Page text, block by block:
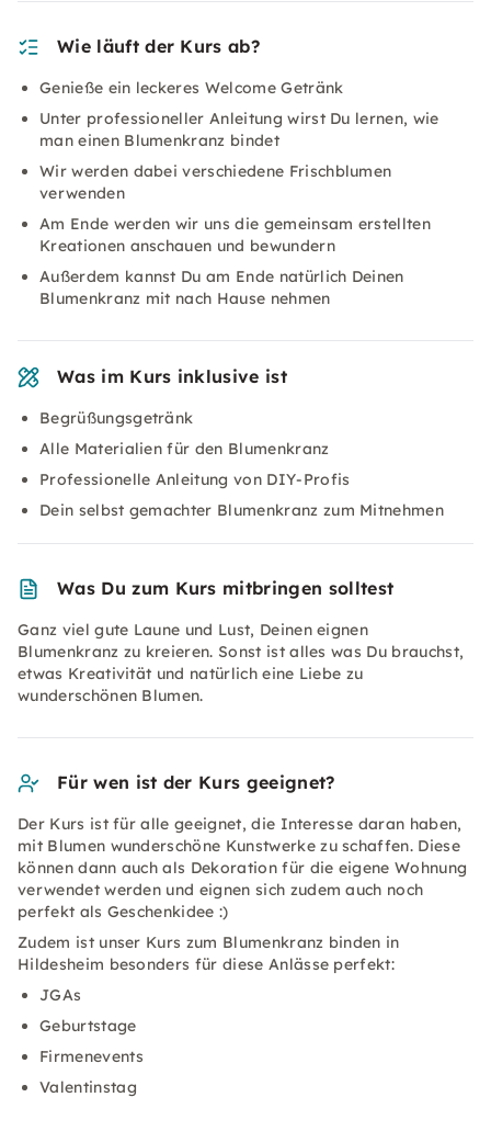
Wie läuft der Kurs ab?
Genieße ein leckeres Welcome Getränk
Unter professioneller Anleitung wirst Du lernen, wie
man einen Blumenkranz bindet
Wir werden dabei verschiedene Frischblumen
verwenden
Am Ende werden wir uns die gemeinsam erstellten
Kreationen anschauen und bewundern
Außerdem kannst Du am Ende natürlich Deinen
Blumenkranz mit nach Hause nehmen
Was im Kurs inklusive ist
Begrüßungsgetränk
Alle Materialien für den Blumenkranz
Professionelle Anleitung von DIY-Profis
Dein selbst gemachter Blumenkranz zum Mitnehmen
Was Du zum Kurs mitbringen solltest
Ganz viel gute Laune und Lust, Deinen eignen
Blumenkranz zu kreieren. Sonst ist alles was Du brauchst,
etwas Kreativität und natürlich eine Liebe zu
wunderschönen Blumen.
Für wen ist der Kurs geeignet?
Der Kurs ist für alle geeignet, die Interesse daran haben,
mit Blumen wunderschöne Kunstwerke zu schaffen. Diese
können dann auch als Dekoration für die eigene Wohnung
verwendet werden und eignen sich zudem auch noch
perfekt als Geschenkidee :)
Zudem ist unser Kurs zum Blumenkranz binden in
Hildesheim besonders für diese Anlässe perfekt:
JGAs
Geburtstage
Firmenevents
Valentinstag